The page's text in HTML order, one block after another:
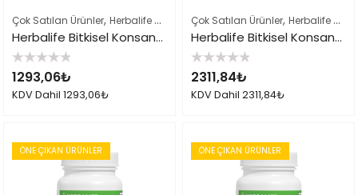
Çok Satılan Ürünler, Herbalife Çayları ve İçeçekler ,Herbalife Ürün Listesi
Herbalife Bitkisel Konsantre Çay 51gr Klasik
5
üzerinden
0
oy
1293,06₺
KDV Dahil 1293,06₺
Çok Satılan Ürünler, Herbalife Çayları ve İçeçekler
Herbalife Bitkisel Konsantre Çay Klasik 102gr
5
üzerinden
0
oy
2311,84₺
KDV Dahil 2311,84₺
ÖNE ÇIKAN ÜRÜNLER ÖNE ÇIKAN ÜRÜNLER